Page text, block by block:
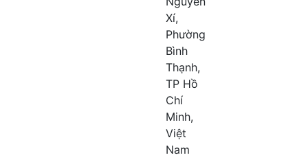
Xí,
Phường
Bình
Thạnh,
TP Hồ
Chí
Minh,
Việt
Nam